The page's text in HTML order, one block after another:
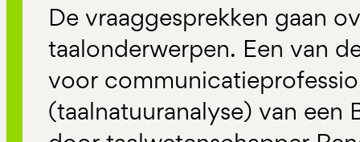
De vraaggesprekken gaan
taalonderwerpen. Een van
voor
(taalnatuuranalyse) van een